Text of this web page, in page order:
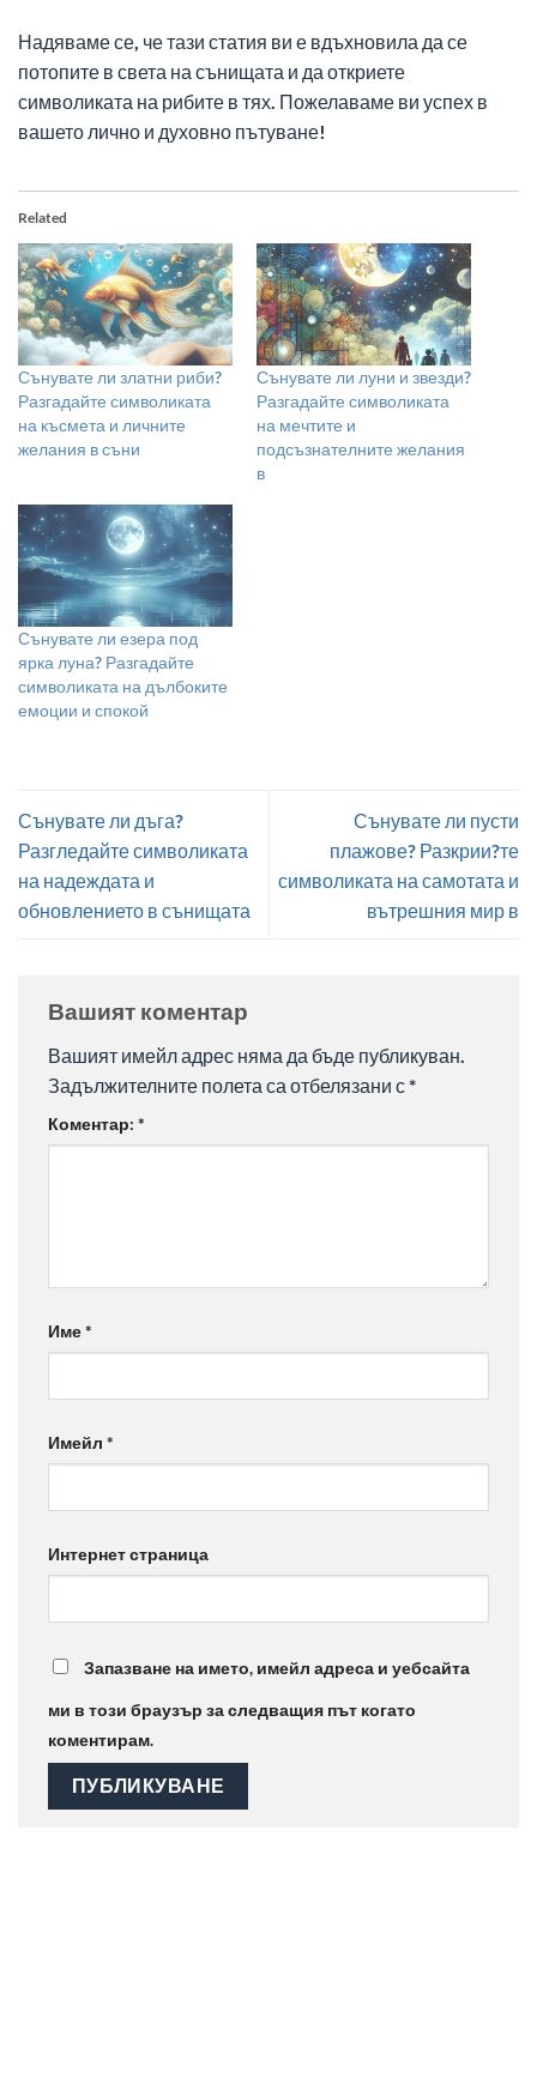
Надяваме се, че тази статия ви е вдъхновила да се
потопите в света на сънищата и да откриете
символиката на рибите в тях. Пожелаваме ви успех в
вашето лично и духовно пътуване!
Related
Сънувате ли златни риби?
Разгадайте символиката
на късмета и личните
желания в съни
Сънувате ли луни и звезди?
Разгадайте символиката
на мечтите и
подсъзнателните желания
в
Сънувате ли езера под
ярка луна? Разгадайте
символиката на дълбоките
емоции и спокой
Сънувате ли дъга?
Разгледайте символиката
на надеждата и
обновлението в сънищата
Сънувате ли пусти
плажове? Разкрии?те
символиката на самотата и
вътрешния мир в
Вашият коментар
Вашият имейл адрес няма да бъде публикуван.
Задължителните полета са отбелязани с*
Коментар: *
Име*
Имейл *
Интернет страница
Запазване на името, имейл адреса и уебсайта
ми в този браузър за следващия път когато
коментирам.